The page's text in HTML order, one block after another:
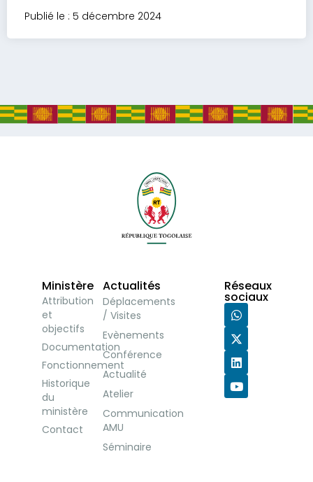
Publié le : 5 décembre 2024
Ministère
Attribution
et
objectifs
Documentation
Fonctionnement
Historique
du
ministère
Contact
Actualités
Déplacements
/ Visites
Evènements
Conférence
Actualité
Atelier
Communication
AMU
Séminaire
Réseaux
sociaux